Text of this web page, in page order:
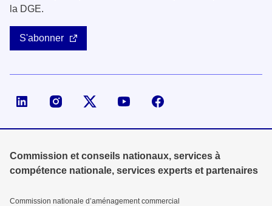
la DGE.
S'abonner
Page LinkedIn de la DGECompte X (ex-Twitter) de la DGE
Commission et conseils nationaux, services à
compétence nationale, services experts et partenaires
Commission nationale d’aménagement commercial